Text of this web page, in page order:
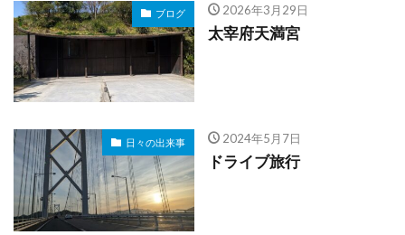
ブログ 2026年3月29日
太宰府天満宮
日々の出来事 2024年5月7日
ドライブ旅行